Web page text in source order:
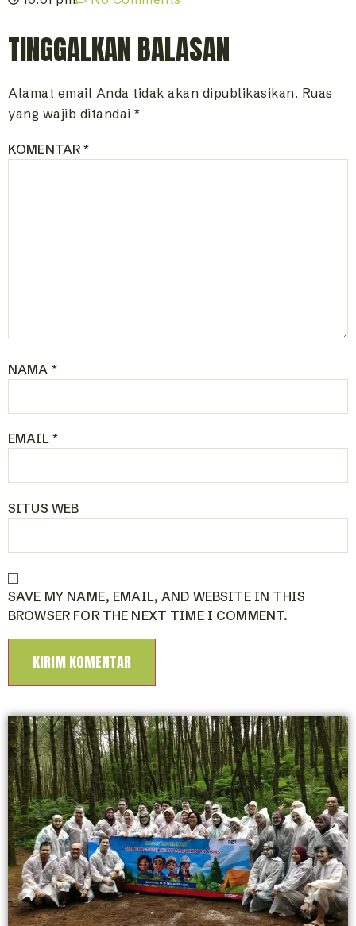
TINGGALKAN BALASAN
Alamat email Anda tidak akan dipublikasikan. Ruas
yang wajib ditandai *
KOMENTAR*
NAMA *
EMAIL *
SITUS WEB
SAVE MY NAME, EMAIL, AND WEBSITE IN THIS
BROWSER FOR THE NEXT TIME I COMMENT.